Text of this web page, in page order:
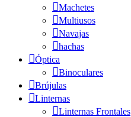
Machetes
Multiusos
Navajas
hachas
Óptica
Binoculares
Brújulas
Linternas
Linternas Frontales